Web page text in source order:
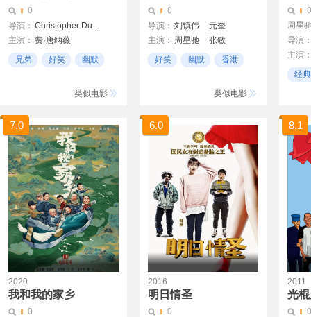
0
导演：
Christopher Duddy
主演： 费·唐纳薇
凯丽·费雪
乔·曼特纳
兄弟 好笑 幽默
类似电影
0
导演： 刘镇伟
元奎
主演： 周星驰
张敏
吴孟达
周润发
秦沛
好笑 幽默 香港
类似电影
0
周星
导演
主演
高嵩经典
7.0
2020
我和我的家乡
0
6.0
2016
明日情圣
0
8.1
2011
光
0